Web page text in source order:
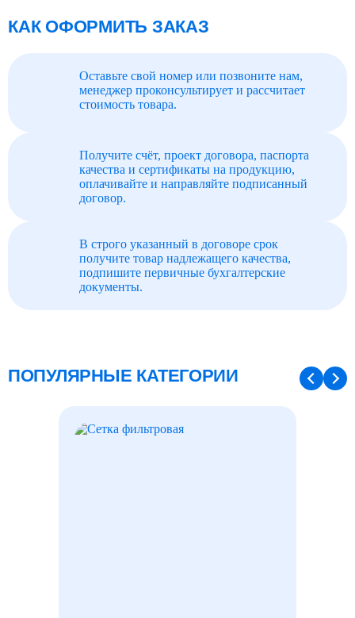
КАК ОФОРМИТЬ ЗАКАЗ
Оставьте свой номер или позвоните нам,
менеджер проконсультирует и рассчитает
стоимость товара.
Получите счёт, проект договора, паспорта
качества и сертификаты на продукцию,
оплачивайте и направляйте подписанный
договор.
В строго указанный в договоре срок
получите товар надлежащего качества,
подпишите первичные бухгалтерские
документы.
ПОПУЛЯРНЫЕ КАТЕГОРИИ